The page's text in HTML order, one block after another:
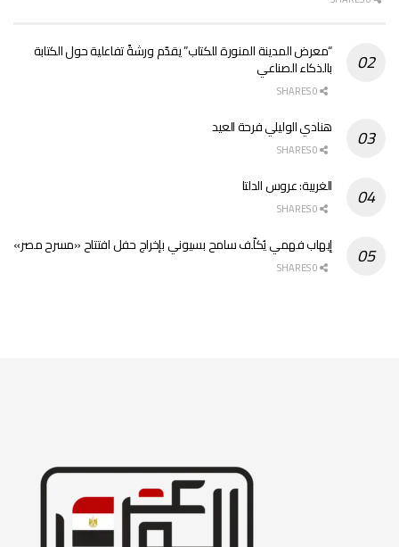
“معرض المدينة المنورة للكتاب” يقدّم ورشةً تفاعلية حول الكتابة
بالذكاء الصناعي
هنادي الوليلي فرحة العيد
الغربية: عروس الدلتا
إيهاب فهمي يُكلّف سامح بسيوني بإخراج حفل افتتاح «مسرح مصر»